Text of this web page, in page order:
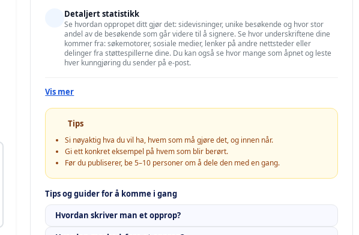
Detaljert statistikk
Se hvordan oppropet ditt gjør det: sidevisninger, unike besøkende og hvor stor
andel av de besøkende som går videre til å signere. Se hvor underskriftene dine
kommer fra: søkemotorer, sosiale medier, lenker på andre nettsteder eller
delinger fra støttespillerne dine. Du kan også se hvor mange som åpnet og leste
hver kunngjøring du sender på e-post.
Vis mer
Tips
Si nøyaktig hva du vil ha, hvem som må gjøre det, og innen når.
Gi ett konkret eksempel på hvem som blir berørt.
Før du publiserer, be 5–10 personer om å dele den med en gang.
Tips og guider for å komme i gang
Hvordan skriver man et opprop?